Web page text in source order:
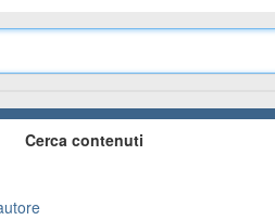
Cerca contenuti